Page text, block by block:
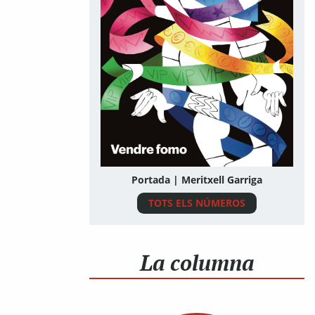
Portada | Meritxell Garriga
TOTS ELS NÚMEROS
La columna